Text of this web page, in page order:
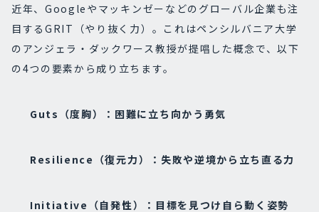
近年、Googleやマッキンゼーなどのグローバル企業も注
目するGRIT（やり抜く力）。これはペンシルバニア大学
のアンジェラ・ダックワース教授が提唱した概念で、以下
の4つの要素から成り立ちます。
Guts（度胸）：困難に立ち向かう勇気
Resilience（復元力）：失敗や逆境から立ち直る力
Initiative（自発性）：目標を見つけ自ら動く姿勢